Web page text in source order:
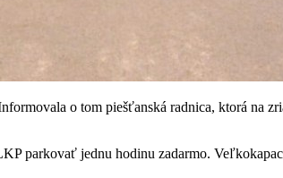
o tom piešťanská radnica, ktorá na
parkovať jednu hodinu zadarmo.